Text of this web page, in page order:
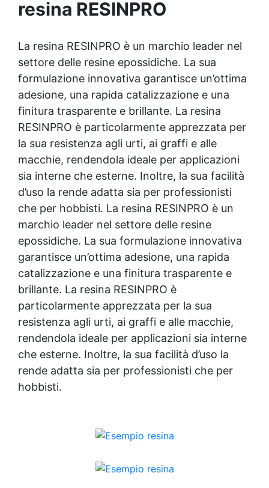
resina RESINPRO
La resina RESINPRO è un marchio leader nel
settore delle resine epossidiche. La sua
formulazione innovativa garantisce un’ottima
adesione, una rapida catalizzazione e una
finitura trasparente e brillante. La resina
RESINPRO è particolarmente apprezzata per
la sua resistenza agli urti, ai graffi e alle
macchie, rendendola ideale per applicazioni
sia interne che esterne. Inoltre, la sua facilità
d’uso la rende adatta sia per professionisti
che per hobbisti. La resina RESINPRO è un
marchio leader nel settore delle resine
epossidiche. La sua formulazione innovativa
garantisce un’ottima adesione, una rapida
catalizzazione e una finitura trasparente e
brillante. La resina RESINPRO è
particolarmente apprezzata per la sua
resistenza agli urti, ai graffi e alle macchie,
rendendola ideale per applicazioni sia interne
che esterne. Inoltre, la sua facilità d’uso la
rende adatta sia per professionisti che per
hobbisti.